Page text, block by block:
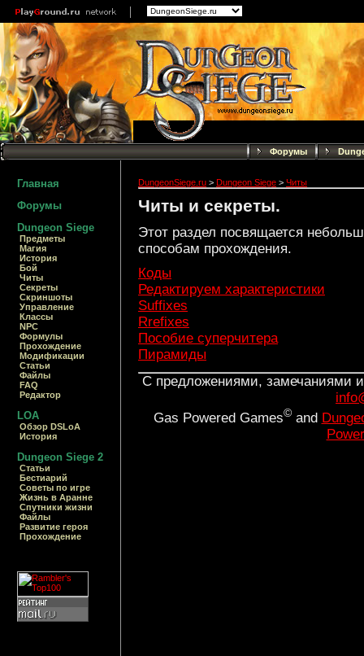
Форумы
Главная
Форумы
Dungeon Siege
Предметы
Магия
История
Бой
Читы
Секреты
Скриншоты
Управление
Классы
NPC
Формулы
Прохождение
Модификации
Статьи
Файлы
FAQ
Редактор
LOA
Обзор DSLoA
История
Dungeon Siege 2
Статьи
Бестиарий
Cоветы по игре
Жизнь в Аранне
Спутники жизни
Файлы
Развитие героя
Прохождение
DungeonSiege.ru > Dungeon Siege > Читы
Читы и секреты.
Этот раздел посвящается
способам прохождения.
Коды
Редактируем характеристики
Suffixes
Rrefixes
Пособие суперчитера
Пирамиды
С предложениями, замечаниями
Gas Powered Games©and